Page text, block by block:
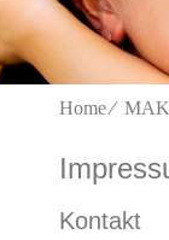
Home ⁄
Kontakt